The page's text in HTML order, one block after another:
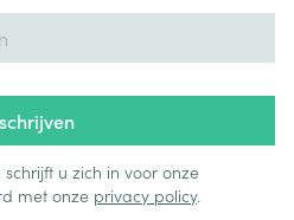
u zich in voor onze
met onze privacy policy.